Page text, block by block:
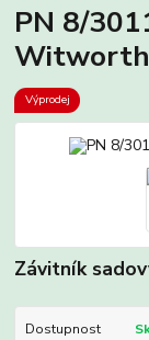
PN 8/
Výprodej
Závitník
Dostupnost